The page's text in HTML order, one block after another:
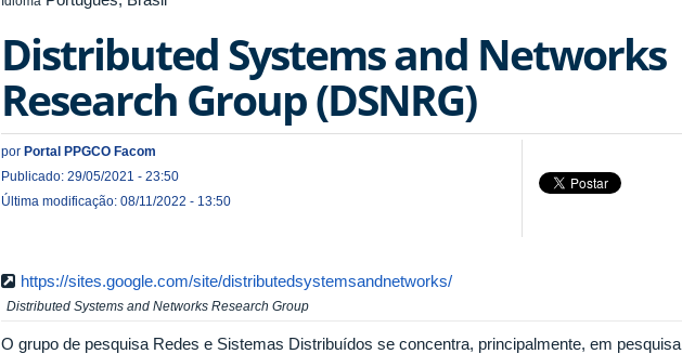
Distributed Systems and Networks
Research Group (DSNRG)
por Portal PPGCO Facom
Publicado: 29/05/2021 - 23:50
Última modificação: 08/11/2022 - 13:50
https://sites.google.com/site/distributedsystemsandnetworks/
Distributed Systems and Networks Research Group
O grupo de pesquisa Redes e Sistemas Distribuídos se concentra, principalmente, em pesquisa